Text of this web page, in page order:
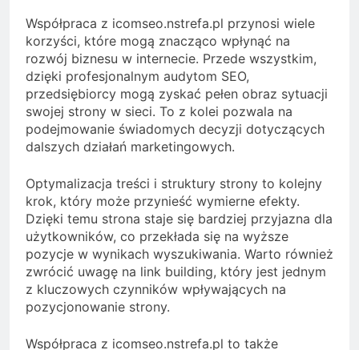
Współpraca z icomseo.nstrefa.pl przynosi wiele
korzyści, które mogą znacząco wpłynąć na
rozwój biznesu w internecie. Przede wszystkim,
dzięki profesjonalnym audytom SEO,
przedsiębiorcy mogą zyskać pełen obraz sytuacji
swojej strony w sieci. To z kolei pozwala na
podejmowanie świadomych decyzji dotyczących
dalszych działań marketingowych.
Optymalizacja treści i struktury strony to kolejny
krok, który może przynieść wymierne efekty.
Dzięki temu strona staje się bardziej przyjazna dla
użytkowników, co przekłada się na wyższe
pozycje w wynikach wyszukiwania. Warto również
zwrócić uwagę na link building, który jest jednym
z kluczowych czynników wpływających na
pozycjonowanie strony.
Współpraca z icomseo.nstrefa.pl to także